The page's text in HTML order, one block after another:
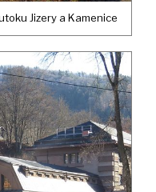
Jizery a Kamenice